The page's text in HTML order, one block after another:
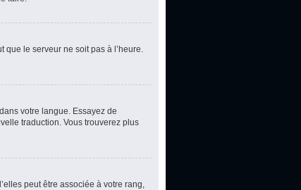
que le serveur ne soit pas à l’heure.
votre langue. Essayez de
traduction. Vous trouverez plus
peut être associée à votre rang,